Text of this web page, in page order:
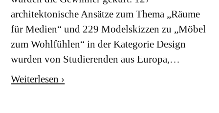
architektonische Ansätze zum Thema „Räume
für Medien“ und 229 Modelskizzen zu „Möbel
zum Wohlfühlen“ in der Kategorie Design
wurden von Studierenden aus Europa,…
Weiterlesen ›